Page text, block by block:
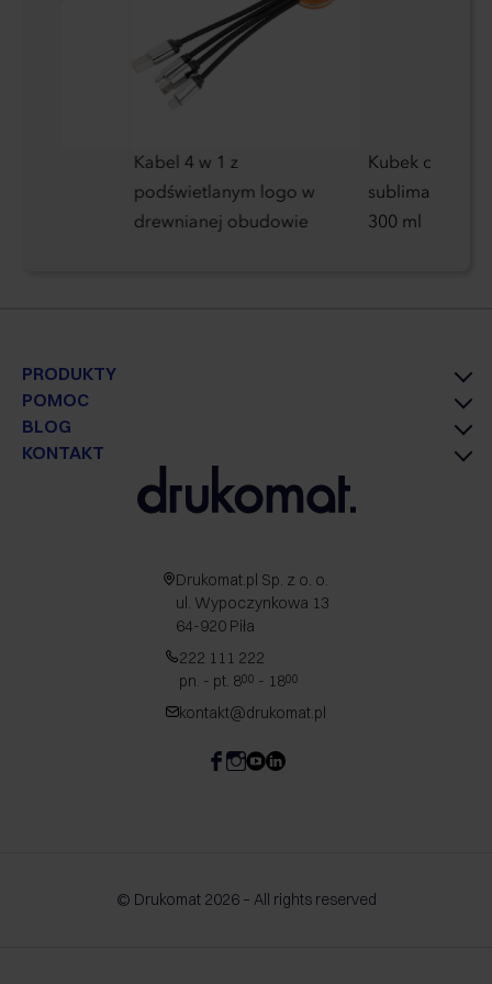
Kabel 4 w 1 z
podświetlanym logo w
drewnianej obudowie
Kubek
sublimacji
300 ml
PRODUKTY
POMOC
BLOG
KONTAKT
Drukomat.pl Sp. z o. o.
ul. Wypoczynkowa 13
64-920 Piła
222 111 222
pn. - pt. 800 - 1800
kontakt@drukomat.pl
© Drukomat 2026 – All rights reserved